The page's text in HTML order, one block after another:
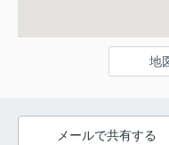
地
メールで共有する